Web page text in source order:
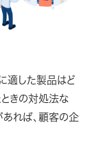
適した製品はど
きの対処法な
あれば、顧客の企